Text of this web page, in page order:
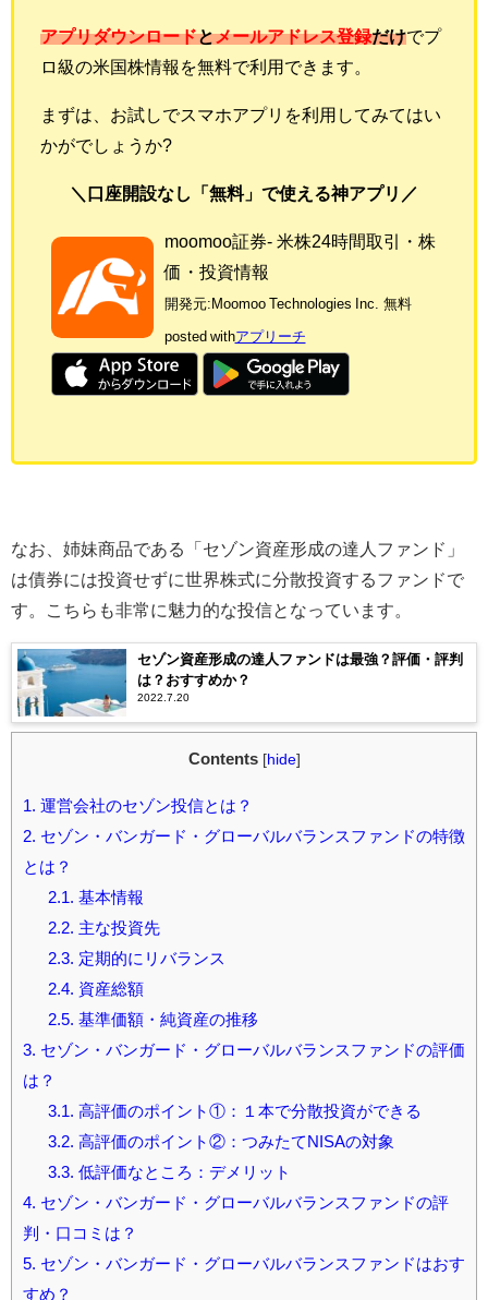
アプリダウンロードとメールアドレス登録だけでプ
ロ級の米国株情報を無料で利用できます。
まずは、お試しでスマホアプリを利用してみてはい
かがでしょうか?
＼口座開設なし「無料」で使える神アプリ／
moomoo証券- 米株24時間取引・株
価・投資情報
開発元: Moomoo Technologies Inc. 無料
posted withアプリーチ
なお、姉妹商品である「セゾン資産形成の達人ファンド」
は債券には投資せずに世界株式に分散投資するファンドで
す。こちらも非常に魅力的な投信となっています。
セゾン資産形成の達人ファンドは最強？評価・評判
は？おすすめか？
2022.7.20
Contents [hide]
1.
運営会社のセゾン投信とは？
2. セゾン・バンガード・グローバルバランスファンドの特徴
とは？
2.1.
基本情報
2.2. 主な投資先
2.3. 定期的にリバランス
2.4. 資産総額
2.5. 基準価額・純資産の推移
3. セゾン・バンガード・グローバルバランスファンドの評価
は？
3.1.
高評価のポイント①：１本で分散投資ができる
3.2. 高評価のポイント②：つみたてNISAの対象
3.3. 低評価なところ：デメリット
4. セゾン・バンガード・グローバルバランスファンドの評
判・口コミは？
5. セゾン・バンガード・グローバルバランスファンドはおす
すめ？